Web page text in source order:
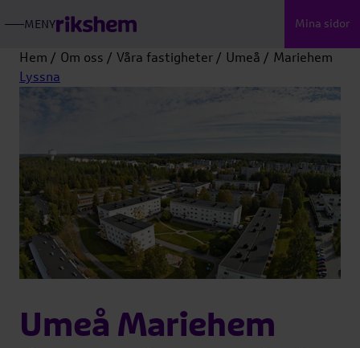
MENY
ÖPPNA
HUVUDMENY
Mina sidor
Hem Om oss Våra fastigheter Umeå
Mariehem
Lyssna
Umeå Mariehem